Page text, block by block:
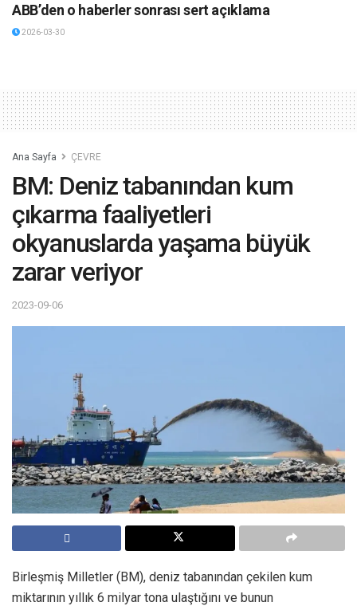
ABB’den o haberler sonrası sert açıklama
2026-03-30
Ana Sayfa ÇEVRE
BM: Deniz tabanından kum
çıkarma faaliyetleri
okyanuslarda yaşama büyük
zarar veriyor
2023-09-06
Birleşmiş Milletler (BM), deniz tabanından çekilen kum
miktarının yıllık 6 milyar tona ulaştığını ve bunun